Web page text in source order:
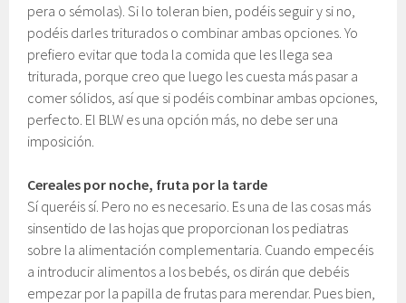
pera o sémolas). Si lo toleran bien, podéis seguir y si no,
podéis darles triturados o combinar ambas opciones. Yo
prefiero evitar que toda la comida que les llega sea
triturada, porque creo que luego les cuesta más pasar a
comer sólidos, así que si podéis combinar ambas opciones,
perfecto. El BLW es una opción más, no debe ser una
imposición.
Cereales por noche, fruta por la tarde
Sí queréis sí. Pero no es necesario. Es una de las cosas más
sinsentido de las hojas que proporcionan los pediatras
sobre la alimentación complementaria. Cuando empecéis
a introducir alimentos a los bebés, os dirán que debéis
empezar por la papilla de frutas para merendar. Pues bien,